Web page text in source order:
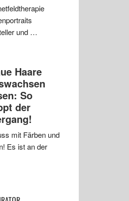
und …
Haare
So
der
mit Färben und
Es ist an der